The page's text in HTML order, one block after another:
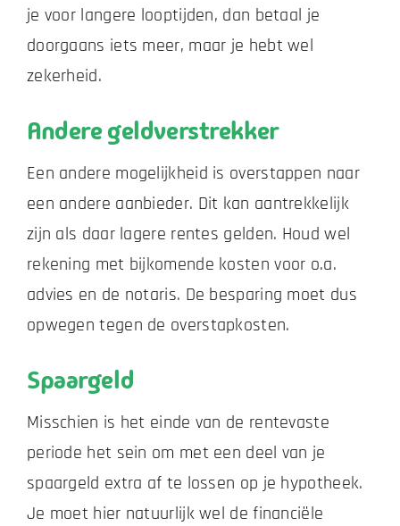
je voor langere looptijden, dan betaal je
doorgaans iets meer, maar je hebt wel
zekerheid.
Andere geldverstrekker
Een andere mogelijkheid is overstappen naar
een andere aanbieder. Dit kan aantrekkelijk
zijn als daar lagere rentes gelden. Houd wel
rekening met bijkomende kosten voor o.a.
advies en de notaris. De besparing moet dus
opwegen tegen de overstapkosten.
Spaargeld
Misschien is het einde van de rentevaste
periode het sein om met een deel van je
spaargeld extra af te lossen op je hypotheek.
Je moet hier natuurlijk wel de financiële